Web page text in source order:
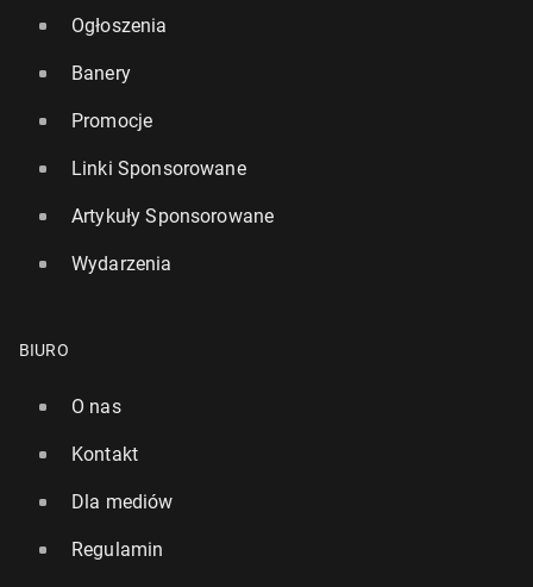
Ogłoszenia
Banery
Promocje
Linki Sponsorowane
Artykuły Sponsorowane
Wydarzenia
BIURO
O nas
Kontakt
Dla mediów
Regulamin